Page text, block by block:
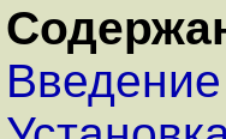
Введение